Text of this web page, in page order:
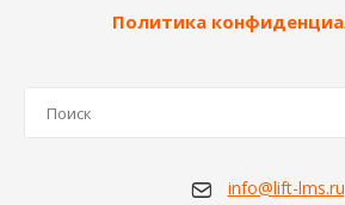
Политика
info@lift-lms.ru